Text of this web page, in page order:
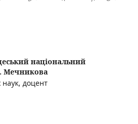
національний
Мечникова
наук, доцент